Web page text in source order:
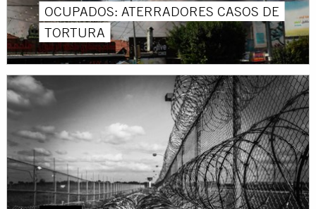
OCUPADOS: ATERRADORES CASOS DE
TORTURA